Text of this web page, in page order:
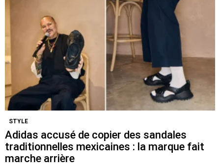
STYLE
Adidas accusé de copier des sandales
traditionnelles mexicaines : la marque fait
marche arrière